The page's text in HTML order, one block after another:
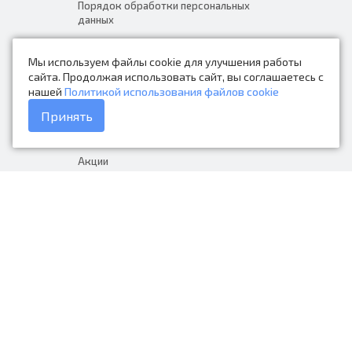
Мы используем файлы cookie для улучшения работы
сайта. Продолжая использовать сайт, вы соглашаетесь с
нашей Политикой использования файлов cookie
Принять
Порядок обработки персональных
данных
Контакты
Каталог товаров
Доставка и оплата
Акции